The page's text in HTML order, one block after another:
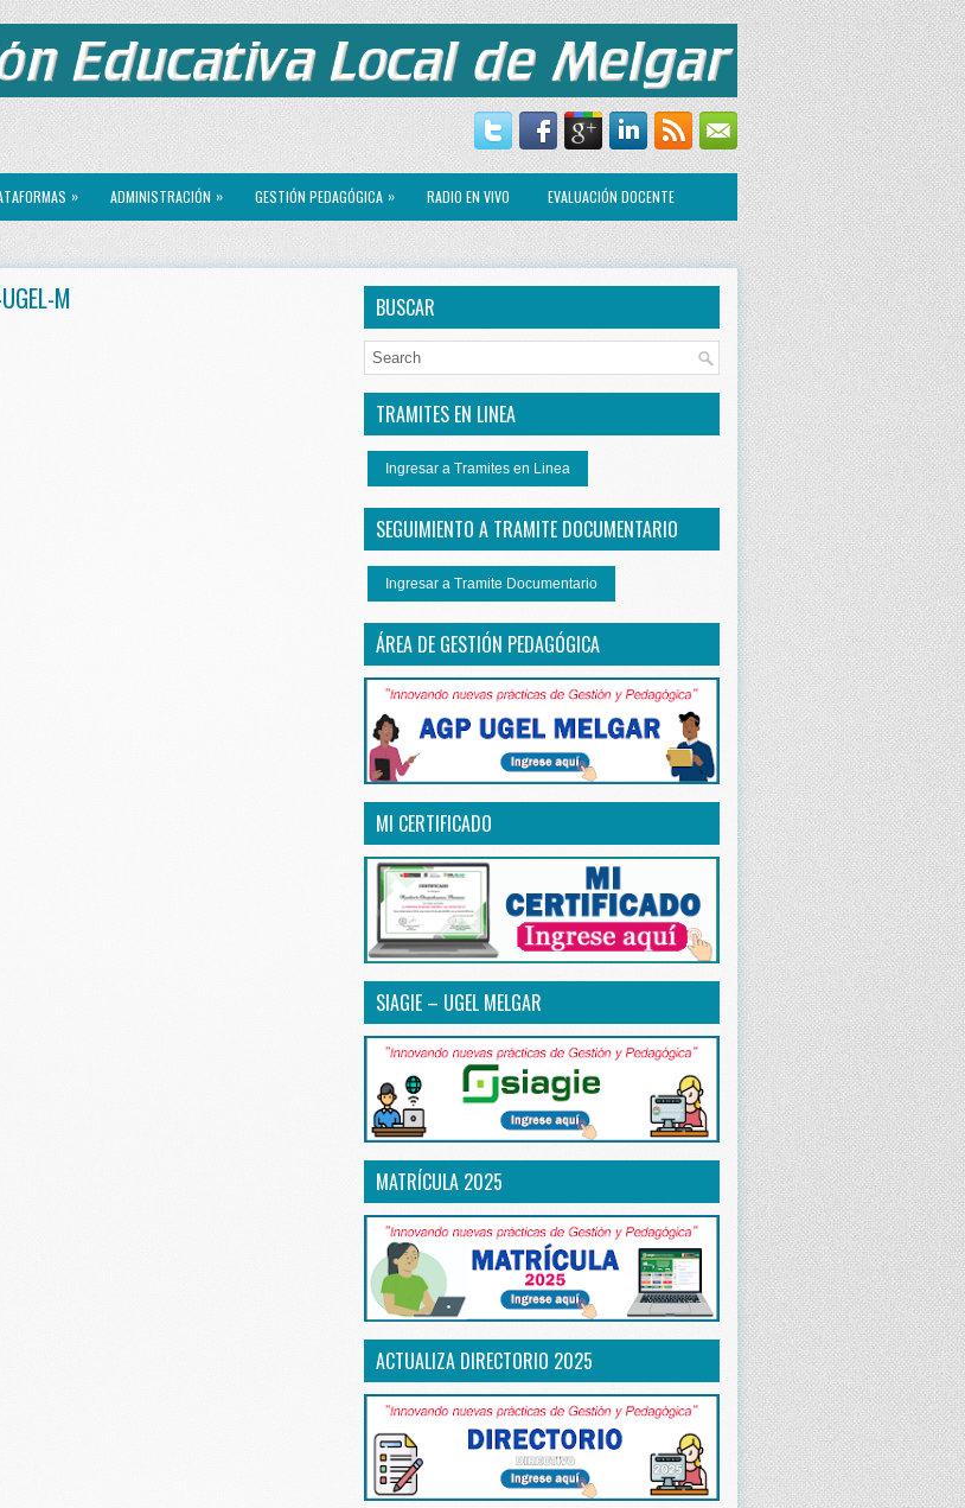
» ADMINISTRACIÓN » GESTIÓN PEDAGÓGICA » RADIO EN VIVO EVALUACIÓN DOCENTE
M BUSCAR
TRAMITES EN LINEA
Ingresar a Tramites en Linea
SEGUIMIENTO A TRAMITE DOCUMENTARIO
Ingresar a Tramite Documentario
ÁREA DE GESTIÓN PEDAGÓGICA
MI CERTIFICADO
SIAGIE – UGEL MELGAR
MATRÍCULA 2025
ACTUALIZA DIRECTORIO 2025